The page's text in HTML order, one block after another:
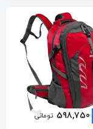
598,750 تومانی